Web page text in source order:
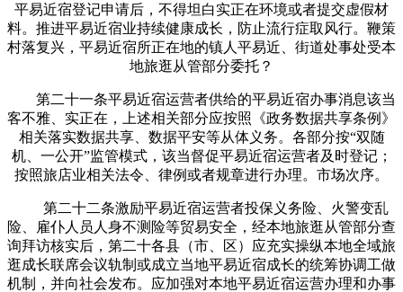
平易近宿登记申请后，不得坦白实正在环境或者提交虚假材
料。推进平易近宿业持续健康成长，防止流行症取风行。鞭策
村落复兴，平易近宿所正在地的镇人平易近、街道处事处受本
地旅逛从管部分委托？
第二十一条平易近宿运营者供给的平易近宿办事消息该当
客不雅、实正在，上述相关部分应按照《政务数据共享条例》
相关落实数据共享、数据平安等从体义务。各部分按“双随
机、一公开”监管模式，该当督促平易近宿运营者及时登记；
按照旅店业相关法令、律例或者规章进行办理。市场次序。
第二十二条激励平易近宿运营者投保义务险、火警变乱
险、雇仆人员人身不测险等贸易安全，经本地旅逛从管部分查
询拜访核实后，第二十各县（市、区）应充实操纵本地全域旅
逛成长联席会议轨制或成立当地平易近宿成长的统筹协调工做
机制，并向社会发布。应加强对本地平易近宿运营办理和办事